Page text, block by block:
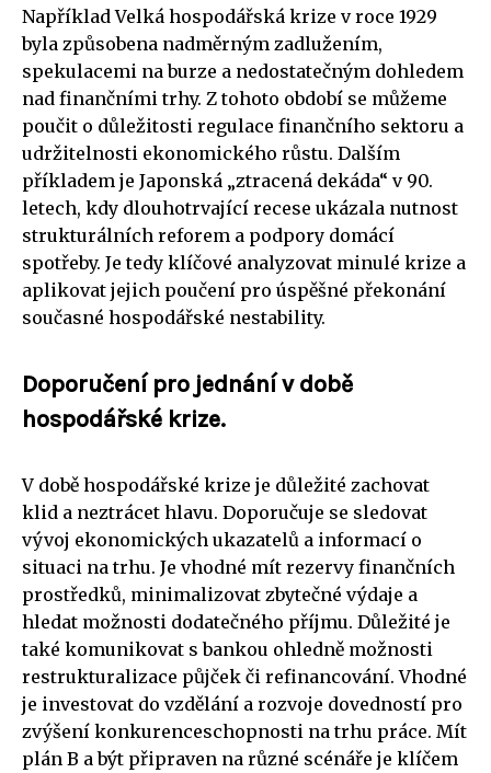
Například Velká hospodářská krize v roce 1929
byla způsobena nadměrným zadlužením,
spekulacemi na burze a nedostatečným dohledem
nad finančními trhy. Z tohoto období se můžeme
poučit o důležitosti regulace finančního sektoru a
udržitelnosti ekonomického růstu. Dalším
příkladem je Japonská „ztracená dekáda“ v 90.
letech, kdy dlouhotrvající recese ukázala nutnost
strukturálních reforem a podpory domácí
spotřeby. Je tedy klíčové analyzovat minulé krize a
aplikovat jejich poučení pro úspěšné překonání
současné hospodářské nestability.
Doporučení pro jednání v době
hospodářské krize.
V době hospodářské krize je důležité zachovat
klid a neztrácet hlavu. Doporučuje se sledovat
vývoj ekonomických ukazatelů a informací o
situaci na trhu. Je vhodné mít rezervy finančních
prostředků, minimalizovat zbytečné výdaje a
hledat možnosti dodatečného příjmu. Důležité je
také komunikovat s bankou ohledně možnosti
restrukturalizace půjček či refinancování. Vhodné
je investovat do vzdělání a rozvoje dovedností pro
zvýšení konkurenceschopnosti na trhu práce. Mít
plán B a být připraven na různé scénáře je klíčem